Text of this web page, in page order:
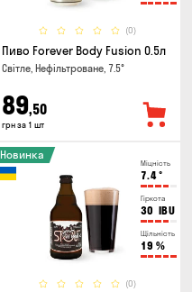
(0)
Пиво Forever Body Fusion 0.5л
Світле, Нефільтроване, 7.5°
89,50
грн за 1 шт
Міцність
7.4°
Гіркота
30 IBU
Щільність
19 %
(0)
Новинка